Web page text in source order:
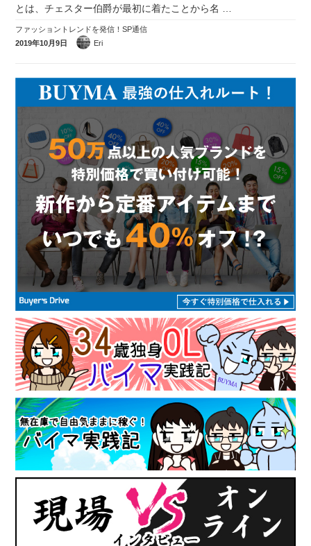
とは、チェスター伯爵が最初に着たことから名
ファッショントレンドを発信！SP通信
2019年10月9日
Eri